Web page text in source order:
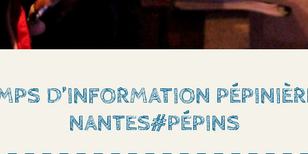
D’INFORMATION
NANTES#PÉPINS